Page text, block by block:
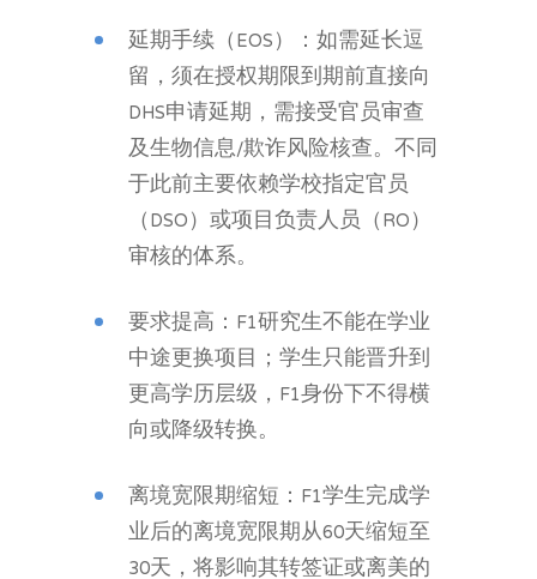
延期手续（EOS）：如需延长逗
留，须在授权期限到期前直接向
DHS申请延期，需接受官员审查
及生物信息/欺诈风险核查。不同
于此前主要依赖学校指定官员
（DSO）或项目负责人员（RO）
审核的体系。
要求提高：F1研究生不能在学业
中途更换项目；学生只能晋升到
更高学历层级，F1身份下不得横
向或降级转换。
离境宽限期缩短：F1学生完成学
业后的离境宽限期从60天缩短至
30天，将影响其转签证或离美的